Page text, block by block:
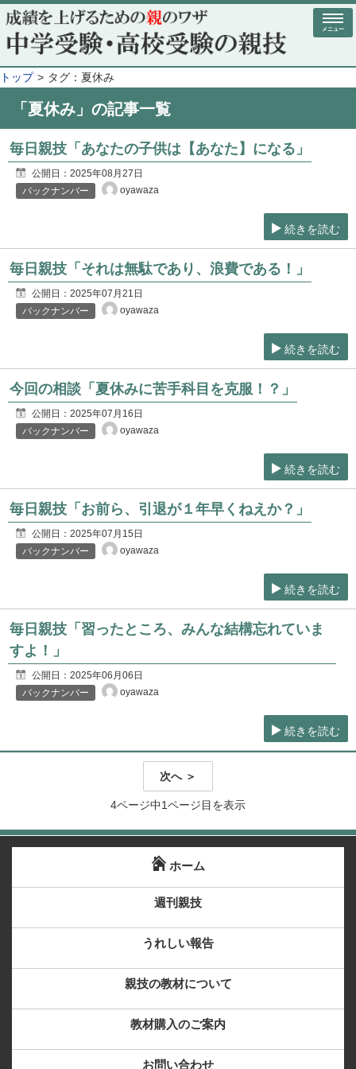
メニュー
トップ タグ：夏休み
「夏休み」の記事一覧
毎日親技「あなたの子供は【あなた】になる」
公開日： 2025年08月27日
バックナンバー
oyawaza
続きを読む
毎日親技「それは無駄であり、浪費である！」
公開日： 2025年07月21日
バックナンバー
oyawaza
続きを読む
今回の相談「夏休みに苦手科目を克服！？」
公開日： 2025年07月16日
バックナンバー
oyawaza
続きを読む
毎日親技「お前ら、引退が１年早くねえか？」
公開日： 2025年07月15日
バックナンバー
oyawaza
続きを読む
毎日親技「習ったところ、みんな結構忘れていま
すよ！」
公開日： 2025年06月06日
バックナンバー
oyawaza
続きを読む
次へ ＞
4ページ中1ページ目を表示
ホーム
週刊親技
うれしい報告
親技の教材について
教材購入のご案内
お問い合わせ